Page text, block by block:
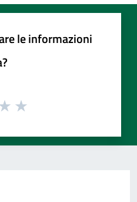
le informazioni